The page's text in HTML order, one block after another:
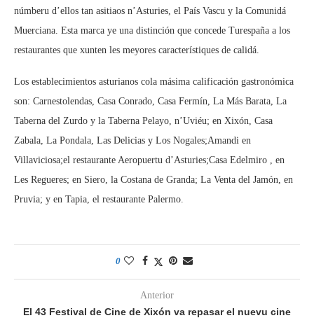
númberu d’ellos tan asitiaos n’Asturies, el País Vascu y la Comunidá
Muerciana. Esta marca ye una distinción que concede Turespaña a los
restaurantes que xunten les meyores característiques de calidá.
Los establecimientos asturianos cola másima calificación gastronómica
son: Carnestolendas, Casa Conrado, Casa Fermín, La Más Barata, La
Taberna del Zurdo y la Taberna Pelayo, n’Uviéu; en Xixón, Casa
Zabala, La Pondala, Las Delicias y Los Nogales;Amandi en
Villaviciosa;el restaurante Aeropuertu d’Asturies;Casa Edelmiro , en
Les Regueres; en Siero, la Costana de Granda; La Venta del Jamón, en
Pruvia; y en Tapia, el restaurante Palermo.
0
Anterior
El 43 Festival de Cine de Xixón va repasar el nuevu cine